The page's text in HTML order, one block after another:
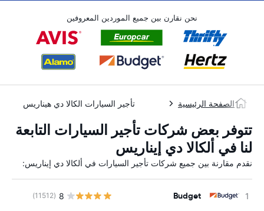
نحن نقارن بين جميع الموردين المعروفين
الصفحة الرئيسية تأجير السيارات الكالا دي هيناريس
تتوفر بعض شركات تأجير السيارات التابعة
لنا في ألكالا دي إيناريس
نقدم مقارنة بين جميع شركات تأجير السيارات في ألكالا دي إيناريس:
Budget
8
(11512)